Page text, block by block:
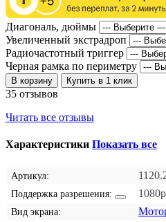
Диагональ, дюймы
Увеличенный экстрадроп
Радиочастотный триггер
Черная рамка по периметру
В корзину Купить в 1 клик
35 отзывов
Читать все отзывы
Характеристики Показать все
Артикул:
Поддержка разрешения: 1080p
Вид экрана: